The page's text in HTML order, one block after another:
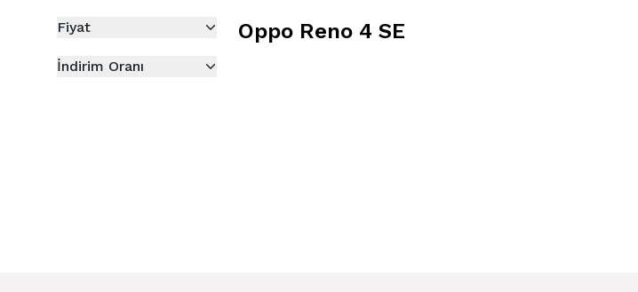
Fiyat
İndirim Oranı
Oppo Reno 4 SE